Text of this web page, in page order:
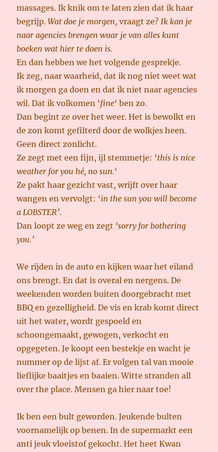
massages. Ik knik om te laten zien dat ik haar
begrijp.Wat doe je morgen, vraagt ze?Ik kan je
naar agencies brengen waar je van alles kunt
boeken wat hier te doen is.
En dan hebben we het volgende gesprekje.
Ik zeg, naar waarheid, dat ik nog niet weet wat
ik morgen ga doen en dat ik niet naar agencies
wil. Dat ik volkomen ‘fine‘ ben zo.
Dan begint ze over het weer. Het is bewolkt en
de zon komt gefilterd door de wolkjes heen.
Geen direct zonlicht.
Ze zegt met een fijn, ijl stemmetje: ‘this is nice
weather for you hé, no sun.‘
Ze pakt haar gezicht vast, wrijft over haar
wangen en vervolgt: ‘in the sun you will become
a LOBSTER’.
Dan loopt ze weg en zegt ‘sorry for bothering
you.’
We rijden in de auto en kijken waar het eiland
ons brengt. En dat is overal en nergens. De
weekenden worden buiten doorgebracht met
BBQ en gezelligheid. De vis en krab komt direct
uit het water, wordt gespoeld en
schoongemaakt, gewogen, verkocht en
opgegeten. Je koopt een bestekje en wacht je
nummer op de lijst af. Er volgen tal van mooie
lieflijke baaitjes en baaien. Witte stranden all
over the place. Mensen ga hier naar toe!
Ik ben een bult geworden. Jeukende bulten
voornamelijk op benen. In de supermarkt een
anti jeuk vloeistof gekocht. Het heet Kwan